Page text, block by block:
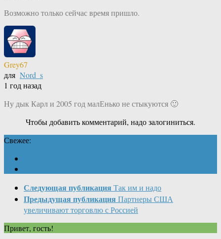
Возможно только сейчас время пришло.
Grey67
для Nord_s
1 год назад
Ну дык Карл и 2005 год малЕнько не стыкуются 🙂
Чтобы добавить комментарий, надо залогиниться.
Свежее:
Следующая публикация Так им и надо
Предыдущая публикация Партнеры США
увеличивают торговлю с Россией
Привет, гость!